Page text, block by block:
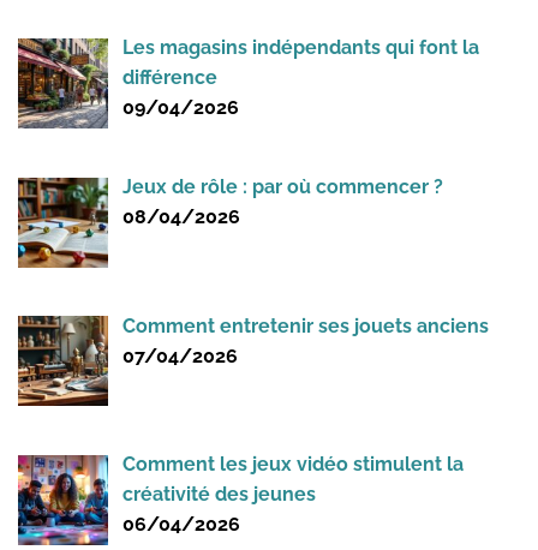
Les magasins indépendants qui font la
différence
09/04/2026
Jeux de rôle : par où commencer ?
08/04/2026
Comment entretenir ses jouets anciens
07/04/2026
Comment les jeux vidéo stimulent la
créativité des jeunes
06/04/2026